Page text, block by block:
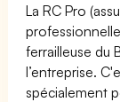
La RC Pro
ferrailleuse du
l’entreprise.
spécialement